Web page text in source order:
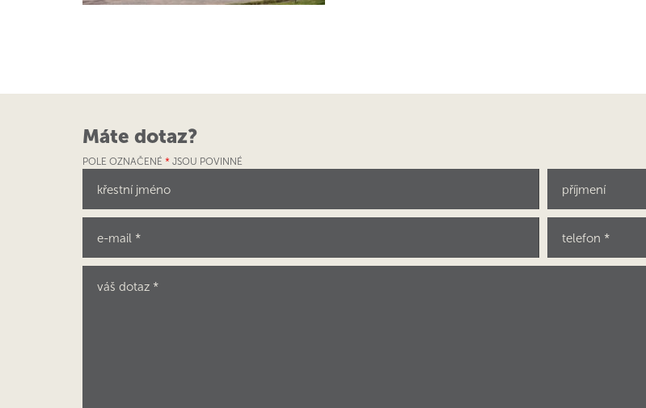
Máte dotaz?
POLE OZNAČENÉ * JSOU POVINNÉ